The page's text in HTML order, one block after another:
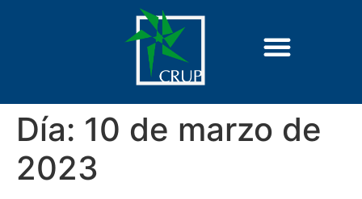
Día: 10 de marzo de
2023